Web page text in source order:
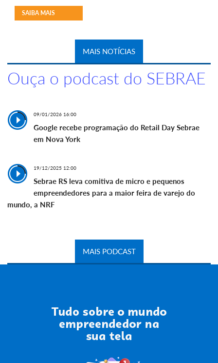
SAIBA MAIS
MAIS NOTÍCIAS
Ouça o podcast do SEBRAE
09/01/2026 16:00
Google recebe programação do Retail Day Sebrae
em Nova York
19/12/2025 12:00
Sebrae RS leva comitiva de micro e pequenos
empreendedores para a maior feira de varejo do
mundo, a NRF
MAIS PODCAST